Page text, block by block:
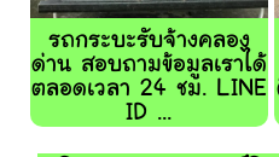
รถกระบะรับจ้างคลอง
ด่าน สอบถามข้อมูลเราได้
ตลอดเวลา 24 ชม. LINE
ID ...